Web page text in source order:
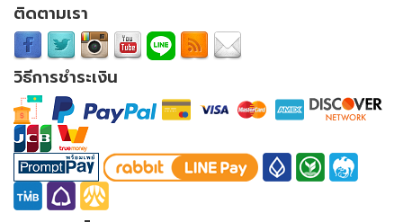
ติดตามเรา
วิธีการชำระเงิน